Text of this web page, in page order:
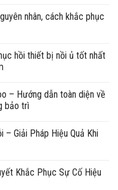
nhân, cách khắc phục
hồi thiết bị nồi ủ tốt nhất
– Hướng dẫn toàn diện về
bảo trì
– Giải Pháp Hiệu Quả Khi
Khắc Phục Sự Cố Hiệu